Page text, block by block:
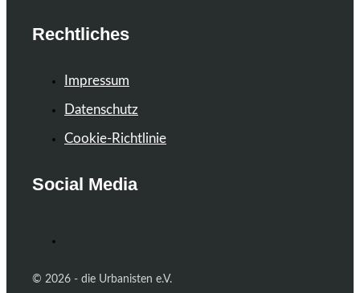
Rechtliches
Impressum
Datenschutz
Cookie-Richtlinie
Social Media
© 2026 - die Urbanisten e.V.